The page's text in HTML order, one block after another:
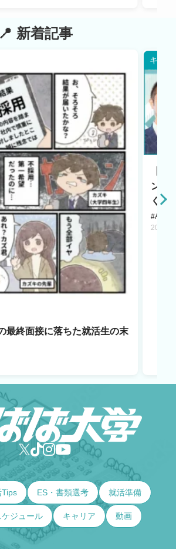
新着記事
最終面接に落ちた就活生の末
キャリ
ント
く若
#AI LAB
ES・書類選考 就活準備
ケジュール キャリア 動画